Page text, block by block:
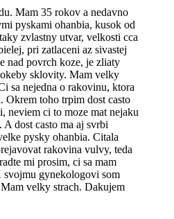
Mam 35 rokov a nedavno
pyskami ohanbia, kusok od
zvlastny utvar, velkosti cca
pri zatlaceni az sivastej
nad povrch koze, je zliaty
sklovity. Mam velky
sa nejedna o rakovinu, ktora
Okrem toho trpim dost casto
neviem ci to moze mat nejaku
dost casto ma aj svrbi
pysky ohanbia. Citala
rakovina vulvy, teda
mi prosim, ci sa mam
svojmu gynekologovi som
velky strach. Dakujem